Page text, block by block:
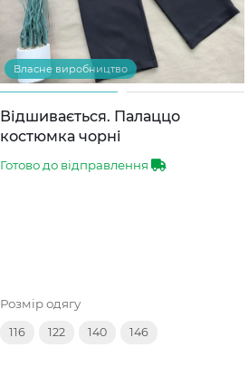
Власне виробництво
Відшивається. Палаццо
костюмка чорні
Готово до відправлення
Розмір одягу
116 122 140 146